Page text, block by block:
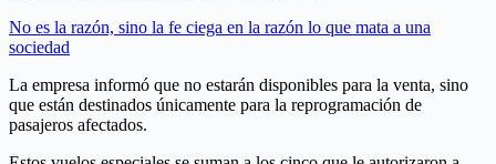
No es la razón, sino la fe ciega en la razón lo que mata a una
sociedad
La empresa informó que no estarán disponibles para la venta, sino
que están destinados únicamente para la reprogramación de
pasajeros afectados.